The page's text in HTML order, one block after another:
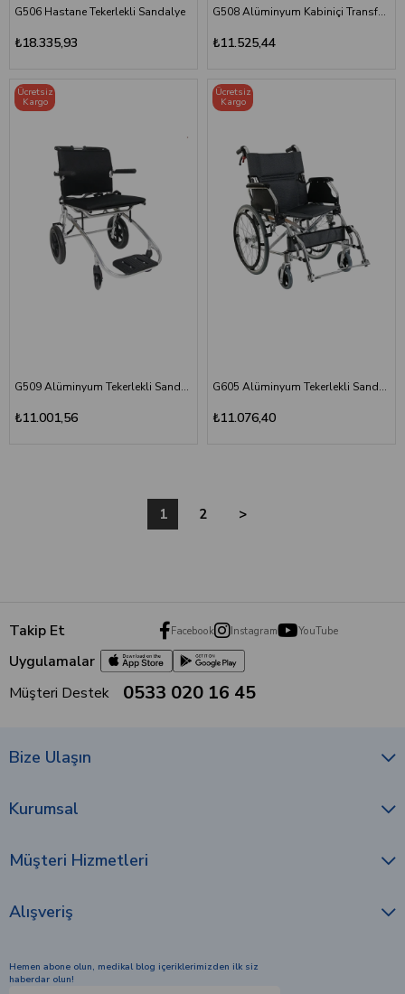
G506 Hastane Tekerlekli Sandalye
₺18.335,93
G508 Alüminyum Kabiniçi Transfer Sandalyesi
₺11.525,44
G509 Alüminyum Tekerlekli Sandalye
₺11.001,56
Ücretsiz
Kargo
G605 Alüminyum Tekerlekli Sandalye
₺11.076,40
Ücretsiz
Kargo
1 2 >
Takip Et Facebook Instagram YouTube
Uygulamalar
Müşteri Destek
0533 020 16 45
Bize Ulaşın
Kurumsal
Müşteri Hizmetleri
Alışveriş
Hemen abone olun, medikal blog içeriklerimizden ilk siz
haberdar olun!